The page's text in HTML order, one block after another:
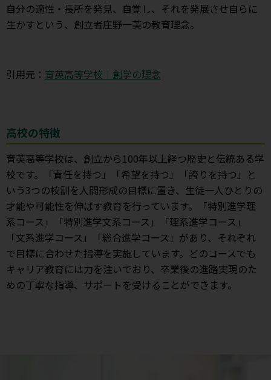
自分の適性・長所を発見、自覚し、それを発展させ自らに
生かすという、創立者庄野一英の教育理念。
引用元： 育英高等学校｜創学の理念
高校の特徴
育英高等学校は、創立から100年以上経つ歴史と伝統ある学
校です。「責任を持つ」「希望を持つ」「誇りを持つ」と
いう3つの校訓を人間形成の目標に置き、生徒一人ひとりの
才能や可能性を伸ばす教育を行っています。「特別進学理
系コース」「特別進学文系コース」「理系進学コース」
「文系進学コース」「総合進学コース」があり、それぞれ
で目標に合わせた指導を実施しています。どのコースでも
キャリア教育には力を注いでおり、卒業後の進路実現のた
めの丁寧な指導、サポートを受けることができます。